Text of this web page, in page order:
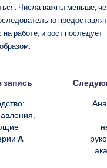
Числа важны меньше,
работе, и рост последует
A